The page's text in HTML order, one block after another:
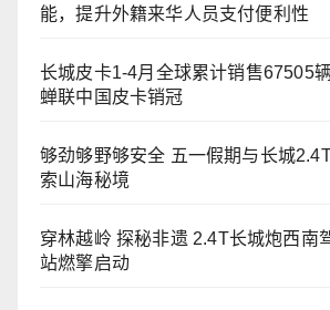
能，提升外籍来华人员支付便利性
长城皮卡1-4月全球累计销售67505
蝉联中国皮卡销冠
够劲够野够安全 五一假期与长城
索山海秘境
穿林越岭 探秘非遗 2.4T长城炮西南
站燃擎启动